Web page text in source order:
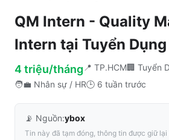
QM Intern - Quality
Intern tại Tuyển
4 triệu/tháng 📍 TP.HCM🏢 Tuyển
🧑‍💼 Nhân sự / HR🕒 6 tuần trước
📡 Nguồn:ybox
Tin này đã tạm đóng, thông tin được giữ